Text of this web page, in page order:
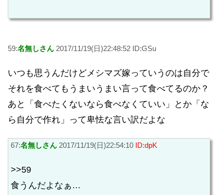
59:名無しさん 2017/11/19(日)22:48:52 ID:GSu
いつも思うんだけどメシマズ嫁っていうのは自分で
それを食べてもうまいうまい言って食べてるのか？
あと「食べたくないなら食べなくていい」とか「な
ら自分で作れ」って卑怯な言い訳だよな
67:名無しさん 2017/11/19(日)22:54:10 ID:dpK
>>59
食うんだよなぁ…